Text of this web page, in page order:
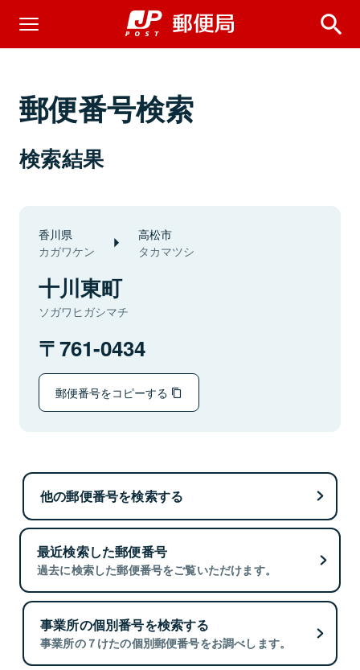
郵便番号検索
検索結果
香川県
カガワケン
高松市
タカマツシ
十川東町
ソガワヒガシマチ
761-0434
郵便番号をコピーする
他の郵便番号を検索する
最近検索した郵便番号
過去に検索した郵便番号をご覧いただけます。
事業所の個別番号を検索する
事業所の７けたの個別郵便番号をお調べします。